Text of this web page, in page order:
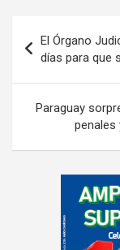
Navegación
de
entradas
El Órgano
días para que
Paraguay
penales